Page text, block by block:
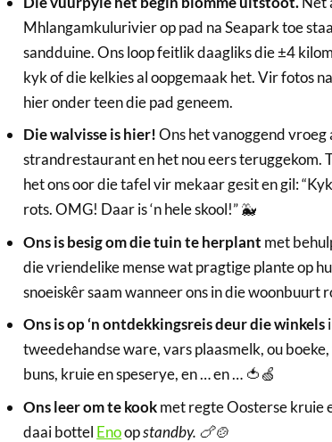
Mhlangamkulurivier op pad na Seapark toe
sandduine. Ons loop feitlik daagliks die ±4
kyk of die kelkies al oopgemaak het. Vir fotos
hier onder teen die pad geneem.
Die walvisse is hier!Ons het vanoggend vroeg
strandrestaurant en het nou eers teruggekom.
het ons oor die tafel vir mekaar gesit en gil:
rots. OMG! Daar is ‘n hele skool!” 🐳
Ons is besig om die tuin te herplant met
die vriendelike mense wat pragtige plante op
snoeiskêr saam wanneer ons in die woonbuurt
Ons is op ‘n ontdekkingsreis deur die winkels
tweedehandse ware, vars plaasmelk, ou
buns, kruie en speserye, en … en … 🍅🍏
Ons leer om te kookmet regte Oosterse kruie
daai bottel Enoopstandby. 🍗🍲